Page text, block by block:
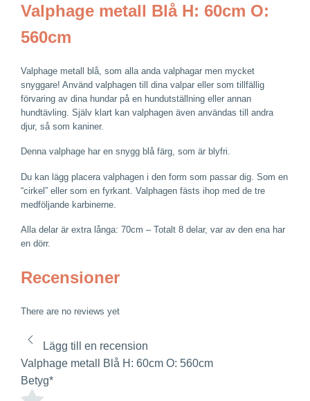
560cm
Valphage metall Blå H: 60cm O:
560cm
Valphage metall blå, som alla anda valphagar men mycket
snyggare! Använd valphagen till dina valpar eller som tillfällig
förvaring av dina hundar på en hundutställning eller annan
hundtävling. Själv klart kan valphagen även användas till andra
djur, så som kaniner.
Denna valphage har en snygg blå färg, som är blyfri.
Du kan lägg placera valphagen i den form som passar dig. Som en
“cirkel” eller som en fyrkant. Valphagen fästs ihop med de tre
medföljande karbinerne.
Alla delar är extra långa: 70cm – Totalt 8 delar, var av den ena har
en dörr.
Recensioner
There are no reviews yet
Lägg till en recension
Valphage metall Blå H: 60cm O: 560cm
Betyg*